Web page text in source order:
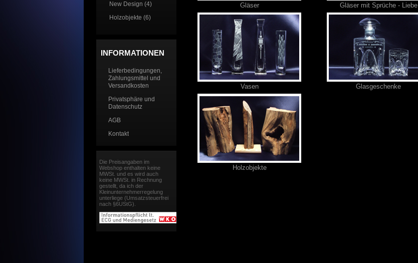
Gläser Gläser mit Sprüche - Liebe
Vasen Glasgeschenke
Holzobjekte
New Design (4)
Holzobjekte (6)
INFORMATIONEN
Lieferbedingungen,
Zahlungsmittel und
Versandkosten
Privatsphäre und
Datenschutz
AGB
Kontakt
Die Preisangaben im
Webshop enthalten keine
MWSt. und es wird auch
keine MWSt. in Rechnung
gestellt, da ich der
Kleinunternehmerregelung
unterliege (Umsatzsteuerfrei
nach §6UStG).